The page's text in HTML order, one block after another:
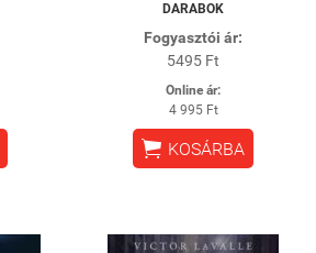
DARABOK
Fogyasztói ár:
5495 Ft
Online ár:
4 995 Ft
 KOSÁRBA